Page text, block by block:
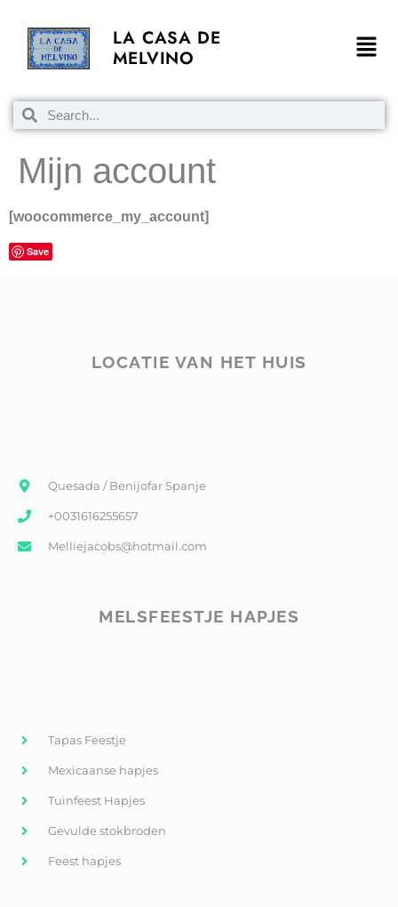
LA CASA DE
MELVINO
Mijn account
[woocommerce_my_account]
Save
LOCATIE VAN HET HUIS
Quesada / Benijofar Spanje
+0031616255657
Melliejacobs@hotmail.com
MELSFEESTJE HAPJES
Tapas Feestje
Mexicaanse hapjes
Tuinfeest Hapjes
Gevulde stokbroden
Feest hapjes